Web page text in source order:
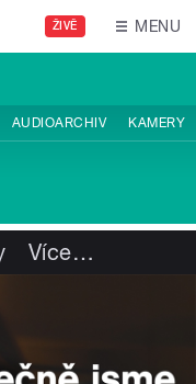
ŽIVĚ MENU
AUDIOARCHIV KAMERY
Více…